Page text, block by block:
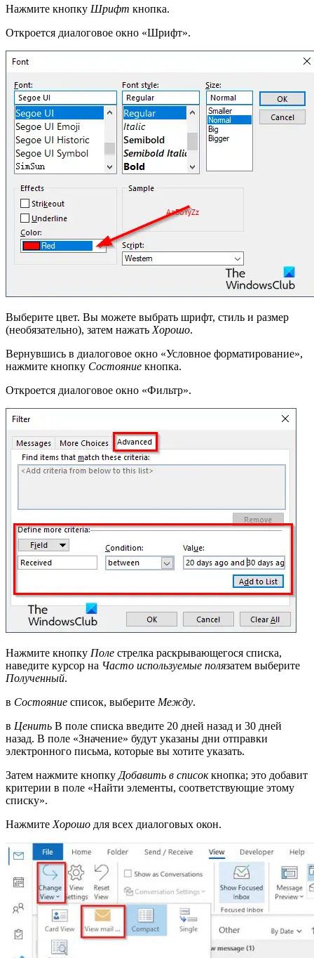
Нажмите кнопку Шрифт кнопка.
Откроется диалоговое окно «Шрифт».
Выберите цвет. Вы можете выбрать шрифт, стиль и размер
(необязательно), затем нажатьХорошо.
Вернувшись в диалоговое окно «Условное форматирование»,
нажмите кнопку Состояние кнопка.
Откроется диалоговое окно «Фильтр».
Нажмите кнопку Поле стрелка раскрывающегося списка,
наведите курсор на Часто используемые полязатем выберите
Полученный.
в Состояние список, выберите Между.
в Ценить В поле списка введите 20 дней назад и 30 дней
назад. В поле «Значение» будут указаны дни отправки
электронного письма, которые вы хотите указать.
Затем нажмите кнопкуДобавить в списоккнопка; это добавит
критерии в поле «Найти элементы, соответствующие этому
списку».
НажмитеХорошо для всех диалоговых окон.